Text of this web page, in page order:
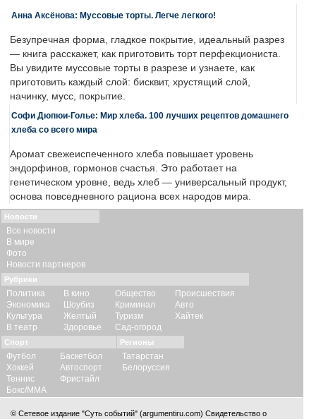
Анна Аксёнова: Муссовые торты. Легче легкого!
Безупречная форма, гладкое покрытие, идеальный разрез
— книга расскажет, как приготовить торт перфекциониста.
Вы увидите муссовые торты в разрезе и узнаете, как
приготовить каждый слой: бисквит, хрустящий слой,
начинку, мусс, покрытие.
Софи Дюпюи-Голье: Мир хлеба. 100 лучших рецептов домашнего
хлеба со всего мира
Аромат свежеиспеченного хлеба повышает уровень
эндорфинов, гормонов счастья. Это работает на
генетическом уровне, ведь хлеб — универсальный продукт,
основа повседневного рациона всех народов мира.
Новости
Все новости
В мире
Фото
Новости партнеров
Рубрики
Политика
Экономика
Культура
В театр
В кино
Шоубиз
Желтый
Здоровье
Общество
Криминал
Туризм
Сад-огород
Происшествия
Авто
Хайтек
Спорт
Футбол
Хоккей
Теннис
Бокс/ММА
Баскетбол
Автоспорт
Фристайл
Регионы
Татарстан
Белоруссия
© Сетевое издание "Суть событий" (argumentiru.com) Свидетельство о